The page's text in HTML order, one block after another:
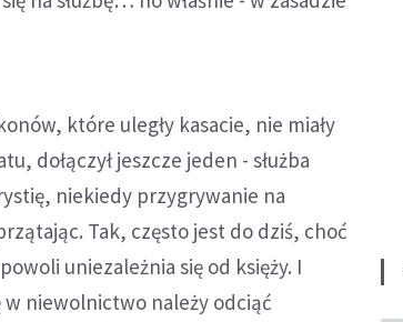
które uległy kasacie, nie miały
dołączył jeszcze jeden - służba
niekiedy przygrywanie na
Tak, często jest do dziś, choć
uniezależnia się od księży. I
w niewolnictwo należy odciąć